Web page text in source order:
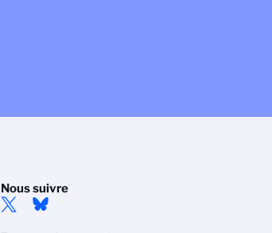
Nous suivre